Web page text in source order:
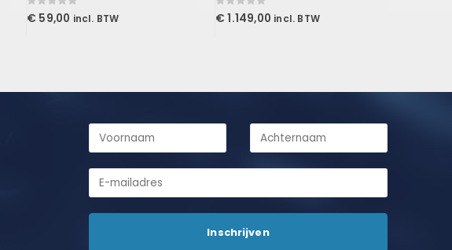
0out of 5
€ 59,00 incl. BTW 0out of 5
€ 1.149,00 incl. BTW